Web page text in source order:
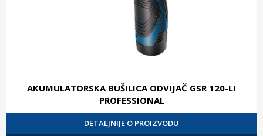
AKUMULATORSKA BUŠILICA ODVIJAČ GSR 120-LI
PROFESSIONAL
DETALJNIJE O PROIZVODU